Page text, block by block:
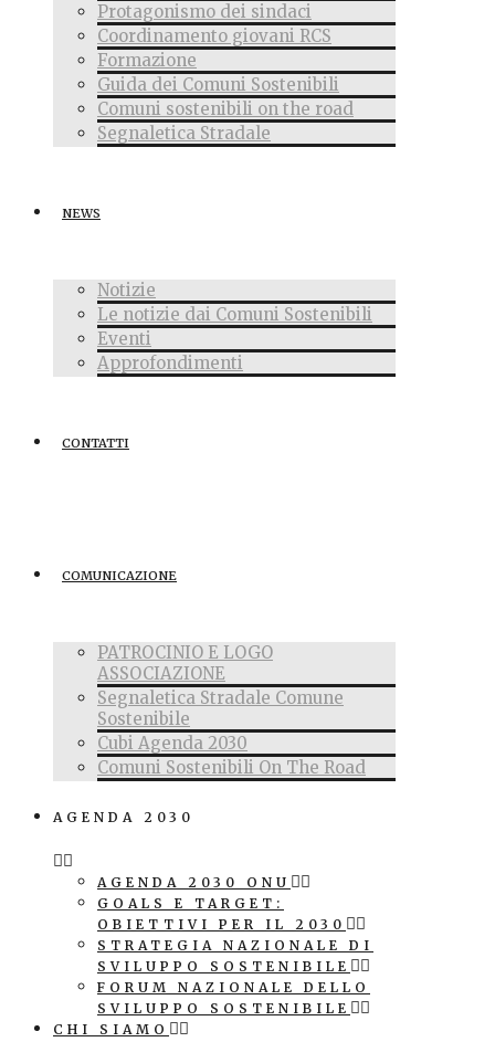
Protagonismo dei sindaci
Coordinamento giovani RCS
Formazione
Guida dei Comuni Sostenibili
Comuni sostenibili on the road
Segnaletica Stradale
NEWS
Notizie
Le notizie dai Comuni Sostenibili
Eventi
Approfondimenti
CONTATTI
COMUNICAZIONE
PATROCINIO E LOGO
ASSOCIAZIONE
Segnaletica Stradale Comune
Sostenibile
Cubi Agenda 2030
Comuni Sostenibili On The Road
AGENDA 2030
AGENDA 2030 ONU
GOALS E TARGET:
OBIETTIVI PER IL 2030
STRATEGIA NAZIONALE DI
SVILUPPO SOSTENIBILE
FORUM NAZIONALE DELLO
SVILUPPO SOSTENIBILE
CHI SIAMO